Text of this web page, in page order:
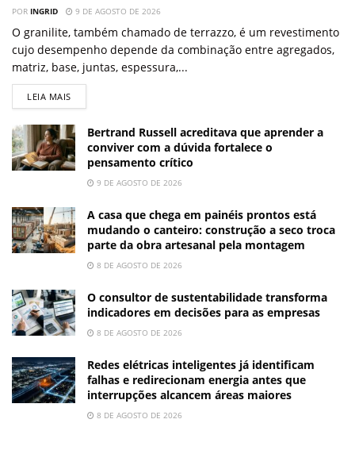
POR INGRID 9 DE AGOSTO DE 2026
O granilite, também chamado de terrazzo, é um revestimento
cujo desempenho depende da combinação entre agregados,
matriz, base, juntas, espessura,...
LEIA MAIS
Bertrand Russell acreditava que aprender a
conviver com a dúvida fortalece o
pensamento crítico
9 DE AGOSTO DE 2026
A casa que chega em painéis prontos está
mudando o canteiro: construção a seco troca
parte da obra artesanal pela montagem
8 DE AGOSTO DE 2026
O consultor de sustentabilidade transforma
indicadores em decisões para as empresas
8 DE AGOSTO DE 2026
Redes elétricas inteligentes já identificam
falhas e redirecionam energia antes que
interrupções alcancem áreas maiores
8 DE AGOSTO DE 2026